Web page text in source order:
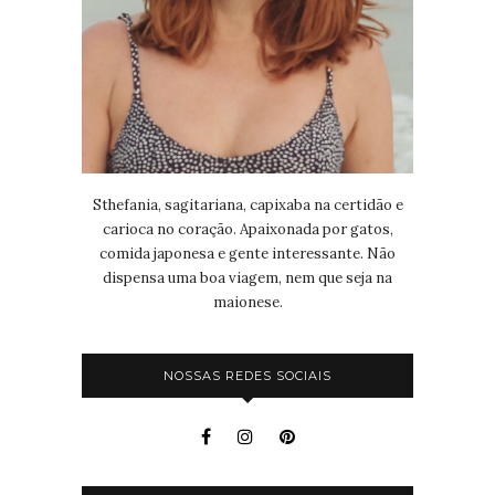
Sthefania, sagitariana, capixaba na certidão e
carioca no coração. Apaixonada por gatos,
comida japonesa e gente interessante. Não
dispensa uma boa viagem, nem que seja na
maionese.
NOSSAS REDES SOCIAIS